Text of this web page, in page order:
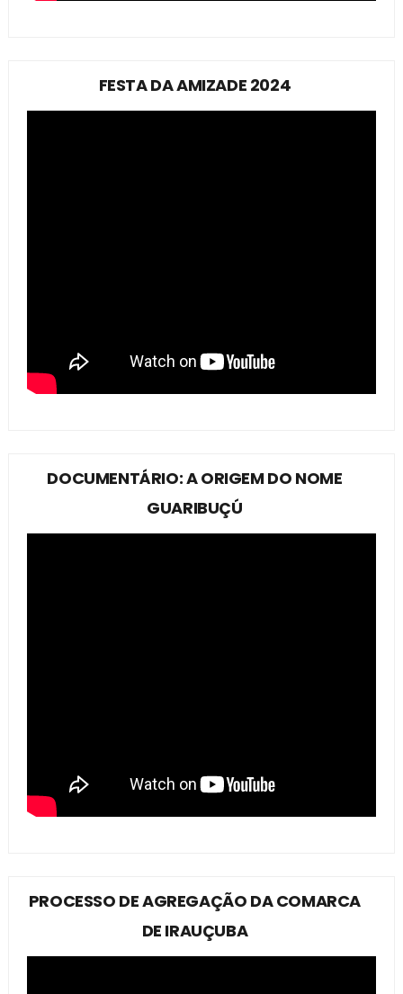
FESTA DA AMIZADE 2024
DOCUMENTÁRIO: A ORIGEM DO NOME
GUARIBUÇÚ
PROCESSO DE AGREGAÇÃO DA COMARCA
DE IRAUÇUBA